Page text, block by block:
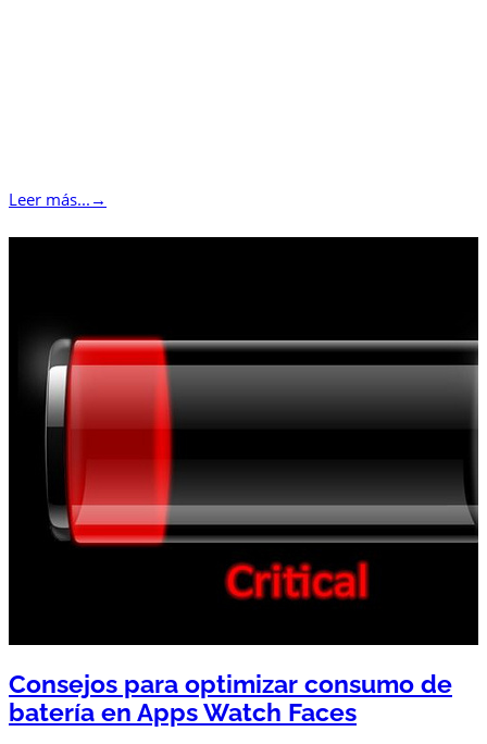
Leer más... →
Consejos para optimizar consumo de
batería en Apps Watch Faces